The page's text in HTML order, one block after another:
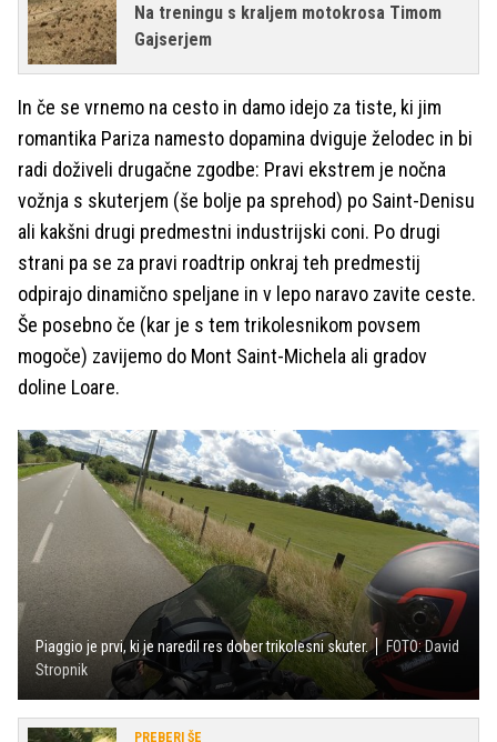
Na treningu s kraljem motokrosa Timom
Gajserjem
In če se vrnemo na cesto in damo idejo za tiste, ki jim
romantika Pariza namesto dopamina dviguje želodec in bi
radi doživeli drugačne zgodbe: Pravi ekstrem je nočna
vožnja s skuterjem (še bolje pa sprehod) po Saint-Denisu
ali kakšni drugi predmestni industrijski coni. Po drugi
strani pa se za pravi roadtrip onkraj teh predmestij
odpirajo dinamično speljane in v lepo naravo zavite ceste.
Še posebno če (kar je s tem trikolesnikom povsem
mogoče) zavijemo do Mont Saint-Michela ali gradov
doline Loare.
Piaggio je prvi, ki je naredil res dober trikolesni skuter.
FOTO: David
Stropnik
PREBERI ŠE